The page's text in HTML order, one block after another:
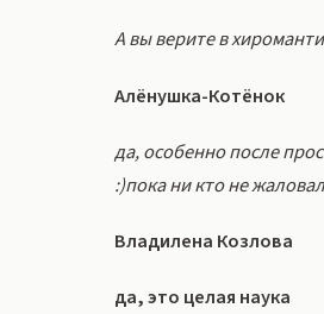
А вы верите в
Алёнушка-Котёнок
да, особенно после
:)пока ни кто не
Владилена Козлова
да, это целая наука